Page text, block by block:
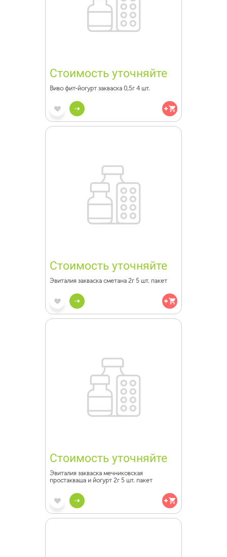
Стоимость уточняйте
Виво фит-йогурт закваска 0,5г 4 шт.
Стоимость уточняйте
Эвиталия закваска сметана 2г 5 шт. пакет
Стоимость уточняйте
Эвиталия закваска мечниковская
простакваша и йогурт 2г 5 шт. пакет